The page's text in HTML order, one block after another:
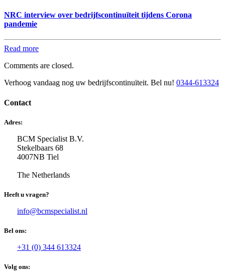
NRC interview over bedrijfscontinuïteit tijdens Corona
pandemie
Read more
Comments are closed.
Verhoog vandaag nog uw bedrijfscontinuïteit. Bel nu! 0344-613324
Contact
Adres:
BCM Specialist B.V.
Stekelbaars 68
4007NB Tiel
The Netherlands
Heeft u vragen?
info@bcmspecialist.nl
Bel ons:
+31 (0) 344 613324
Volg ons: